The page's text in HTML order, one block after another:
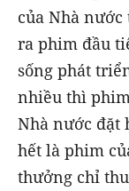
của Nhà nước
ra phim đầu
sống phát
nhiều thì
Nhà nước đặt
hết là phim
thưởng chỉ